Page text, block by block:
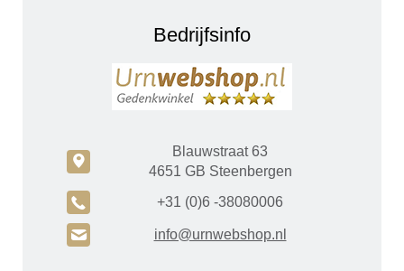
Bedrijfsinfo
c
Blauwstraat 63
4651 GB Steenbergen
A +31 (0)6 -38080006
H info@urnwebshop.nl